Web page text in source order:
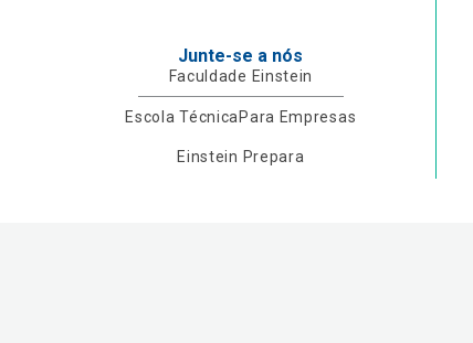
Junte-se a nós
Faculdade Einstein
Escola Técnica Para Empresas
Einstein Prepara